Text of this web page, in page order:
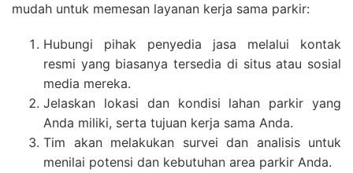
mudah untuk memesan layanan kerja sama parkir:
Hubungi pihak penyedia jasa melalui kontak
resmi yang biasanya tersedia di situs atau sosial
media mereka.
Jelaskan lokasi dan kondisi lahan parkir yang
Anda miliki, serta tujuan kerja sama Anda.
Tim akan melakukan survei dan analisis untuk
menilai potensi dan kebutuhan area parkir Anda.